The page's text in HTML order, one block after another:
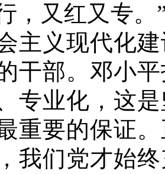
，又红又专
主义现代化
干部。邓小
专业化，这
重要的保证
我们党才始